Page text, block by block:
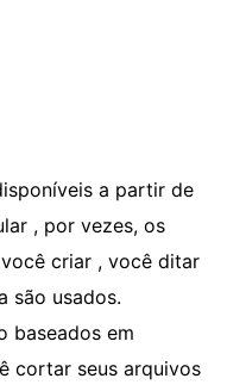
a partir de
, por vezes, os
criar , você ditar
são usados.
baseados em
cortar seus arquivos